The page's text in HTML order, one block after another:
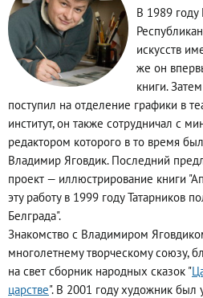
В 1989 году
искусств
же он
книги.
поступил на отделение графики в
институт, он также сотрудничал с
редактором которого в то время
Владимир Яговдик. Последний
проект — иллюстрирование книги
эту работу в 1999 году Татарников
Белграда".
Знакомство с Владимиром
многолетнему творческому союзу,
на свет сборник народных сказок "
царстве". В 2001 году художник был